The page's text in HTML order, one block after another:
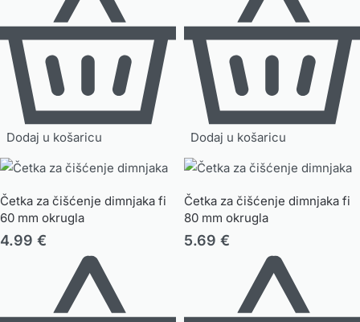
Dodaj u košaricu Dodaj u košaricu
Četka za čišćenje dimnjaka fi
60 mm okrugla
4.99 €
Četka za čišćenje dimnjaka fi
80 mm okrugla
5.69 €